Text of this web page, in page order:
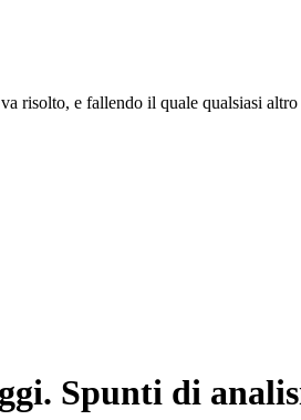
risolto, e fallendo il quale qualsiasi
Spunti di